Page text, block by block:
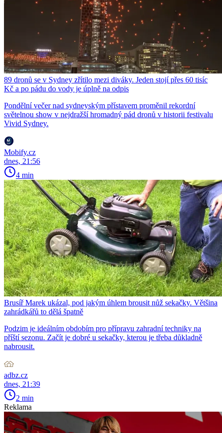
89 dronů se v Sydney zřítilo mezi diváky. Jeden stojí přes 60 tisíc
Kč a po pádu do vody je úplně na odpis
Pondělní večer nad sydneyským přístavem proměnil rekordní
světelnou show v nejdražší hromadný pád dronů v historii festivalu
Vivid Sydney.
Mobify.cz
dnes, 21:56
4 min
Brusíř Marek ukázal, pod jakým úhlem brousit nůž sekačky. Většina
zahrádkářů to dělá špatně
Podzim je ideálním obdobím pro přípravu zahradní techniky na
příští sezonu. Začít je dobré u sekačky, kterou je třeba důkladně
nabrousit.
adbz.cz
dnes, 21:39
2 min
Reklama